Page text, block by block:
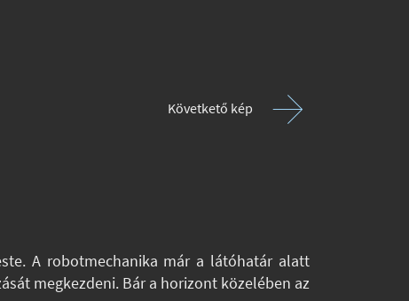
Követkető kép
A robotmechanika már a látóhatár alatt
megkezdeni. Bár a horizont közelében az